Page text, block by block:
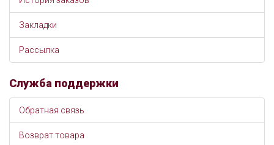
Закладки
Рассылка
Служба поддержки
Обратная связь
Возврат товара